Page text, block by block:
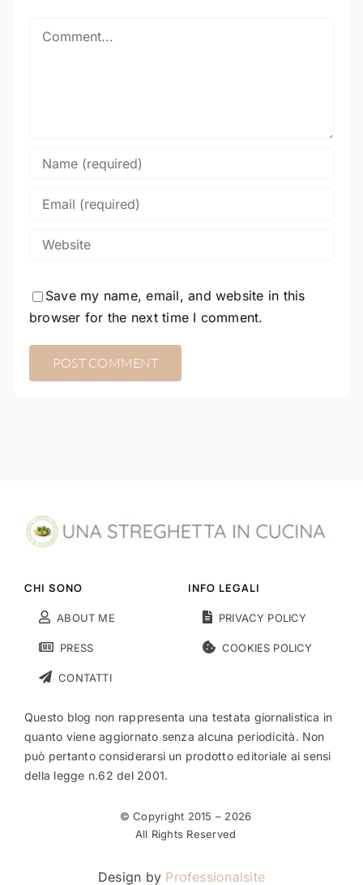
Comment
Save my name, email, and website in this
browser for the next time I comment.
CHI SONO
ABOUT ME
PRESS
CONTATTI
INFO LEGALI
PRIVACY POLICY
COOKIES POLICY
Questo blog non rappresenta una testata giornalistica in
quanto viene aggiornato senza alcuna periodicità. Non
può pertanto considerarsi un prodotto editoriale ai sensi
della legge n.62 del 2001.
© Copyright 2015 – 2026
All Rights Reserved
Design by Professionalsite